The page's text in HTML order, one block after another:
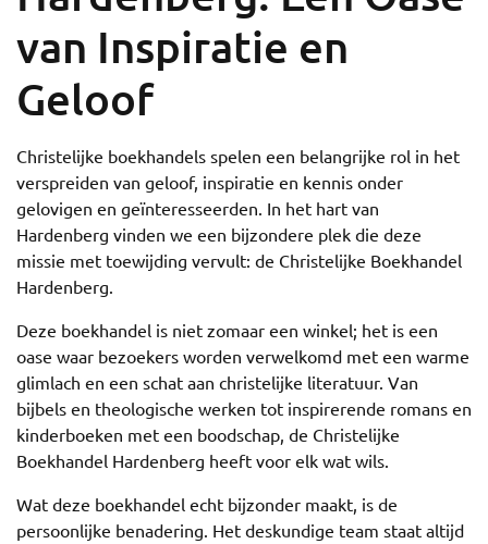
van Inspiratie en
Geloof
Christelijke boekhandels spelen een belangrijke rol in het
verspreiden van geloof, inspiratie en kennis onder
gelovigen en geïnteresseerden. In het hart van
Hardenberg vinden we een bijzondere plek die deze
missie met toewijding vervult: de Christelijke Boekhandel
Hardenberg.
Deze boekhandel is niet zomaar een winkel; het is een
oase waar bezoekers worden verwelkomd met een warme
glimlach en een schat aan christelijke literatuur. Van
bijbels en theologische werken tot inspirerende romans en
kinderboeken met een boodschap, de Christelijke
Boekhandel Hardenberg heeft voor elk wat wils.
Wat deze boekhandel echt bijzonder maakt, is de
persoonlijke benadering. Het deskundige team staat altijd